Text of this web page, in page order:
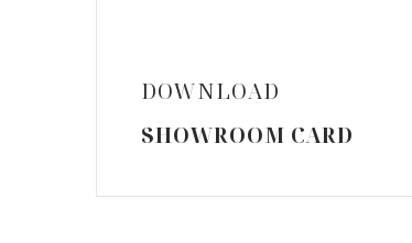
DOWNLOAD
SHOWROOM CARD